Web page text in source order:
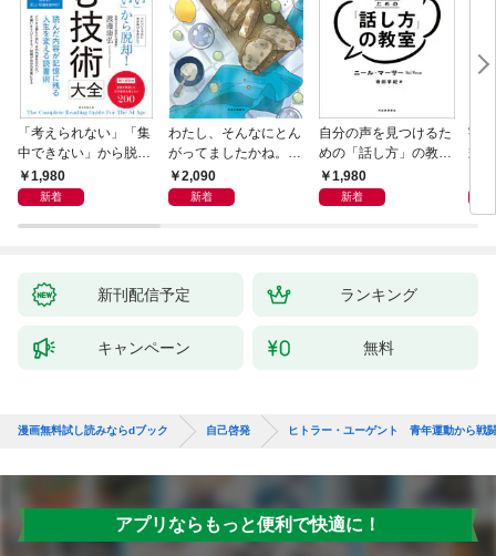
「考えられない」「集
中できない」から脱
却！ AI時代の読む技
術大全
1,980
新着
わたし、そんなにとん
がってましたかね。
獅子座、Ａ型、丙午は
めぐる
2,090
新着
自分の声を見つけるた
めの「話し方」の教
室 Ｏｒａｃｙ（オラ
シー）
1,980
新着
宇
式
新刊配信予定 ランキング
キャンペーン 無料
漫画無料試し読みならdブック 自己啓発 ヒトラー・ユーゲント 青年運動から戦
アプリならもっと便利で快適に！